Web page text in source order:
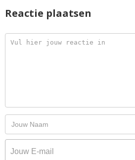
Reactie plaatsen